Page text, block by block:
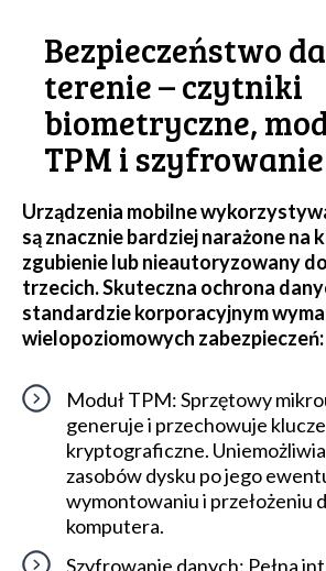
Bezpieczeństwo
terenie – czytniki
biometryczne,
TPM i szyfrowanie
Urządzenia mobilne
są znacznie bardziej narażone na
zgubienie lub nieautoryzowany
trzecich. Skuteczna ochrona
standardzie korporacyjnym
wielopoziomowych zabezpieczeń:
Moduł TPM: Sprzętowy
generuje i przechowuje klucze
kryptograficzne.
zasobów dysku po jego
wymontowaniu i przełożeniu
komputera.
Szyfrowanie danych: Pełna